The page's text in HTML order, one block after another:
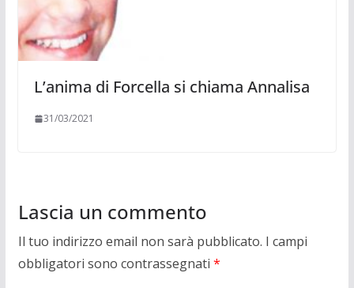
L’anima di Forcella si chiama Annalisa
31/03/2021
Lascia un commento
Il tuo indirizzo email non sarà pubblicato. I campi
obbligatori sono contrassegnati *